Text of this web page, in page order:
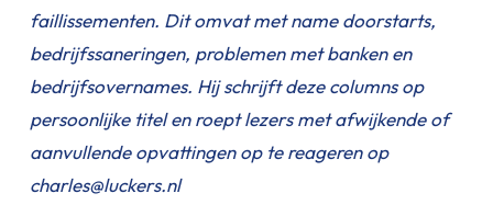
faillissementen. Dit omvat met name doorstarts,
bedrijfssaneringen, problemen met banken en
bedrijfsovernames. Hij schrijft deze columns op
persoonlijke titel en roept lezers met afwijkende of
aanvullende opvattingen op te reageren op
charles@luckers.nl